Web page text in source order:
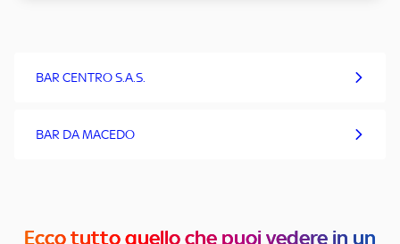
BAR CENTRO S.A.S.
BAR DA MACEDO
Ecco tutto quello che puoi vedere in un